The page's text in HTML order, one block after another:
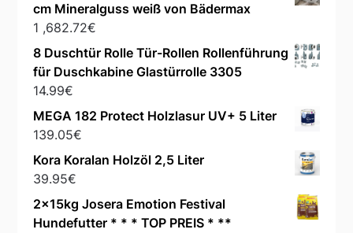
cm Mineralguss weiß von Bädermax
1 ,682.72€
8 Duschtür Rolle Tür-Rollen Rollenführung
für Duschkabine Glastürrolle 3305
14.99€
MEGA 182 Protect Holzlasur UV+ 5 Liter
139.05€
Kora Koralan Holzöl 2,5 Liter
39.95€
2x15kg Josera Emotion Festival
Hundefutter * * * TOP PREIS * **